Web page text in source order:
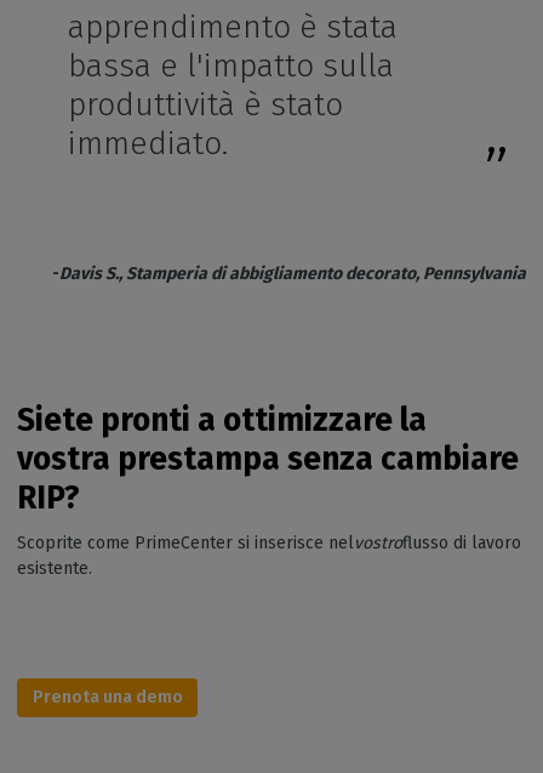
apprendimento è stata
bassa e l'impatto sulla
produttività è stato
immediato.
-Davis S., Stamperia di abbigliamento decorato, Pennsylvania
Siete pronti a ottimizzare la
vostra prestampa senza cambiare
RIP?
Scoprite come PrimeCenter si inserisce nelvostroflusso di lavoro
esistente.
Prenota una demo